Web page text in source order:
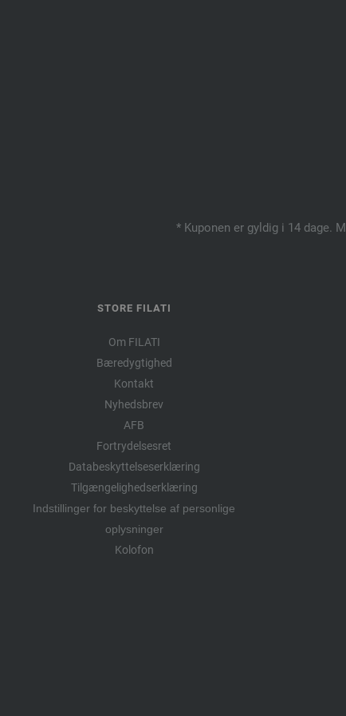
* Kuponen er gyldig i 14 dage.
STORE FILATI
Om FILATI
Bæredygtighed
Kontakt
Nyhedsbrev
AFB
Fortrydelsesret
Databeskyttelseserklæring
Tilgængelighedserklæring
Indstillinger for beskyttelse af personlige
oplysninger
Kolofon